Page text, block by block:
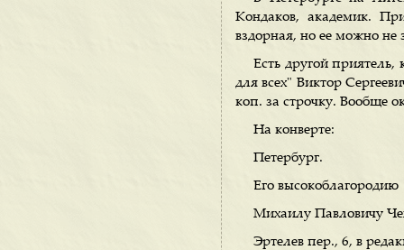
Кондаков, академик.
вздорная, но ее можно не
Есть другой
для всех" Виктор
коп. за строчку. Вообще
На конверте:
Петербург.
Его высокоблагородию
Михаилу Павловичу
Эртелев пер., 6, в